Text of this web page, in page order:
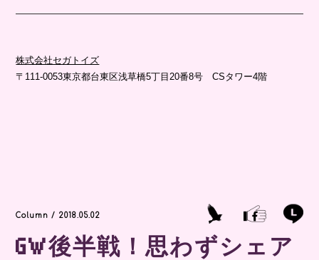
株式会社セガトイズ
〒111-0053東京都台東区浅草橋5丁目20番8号 CSタワー4階
Column / 2018.05.02
GW後半戦！思わずシェア